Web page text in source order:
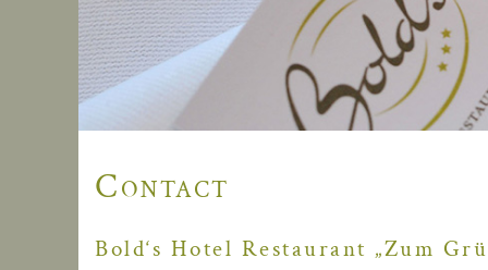
Contact
Bold‘s Hotel Restaurant „Zum